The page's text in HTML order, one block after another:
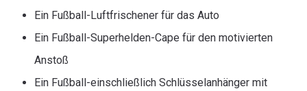
Ein Fußball-Luftfrischener für das Auto
Ein Fußball-Superhelden-Cape für den motivierten
Anstoß
Ein Fußball-einschließlich Schlüsselanhänger mit